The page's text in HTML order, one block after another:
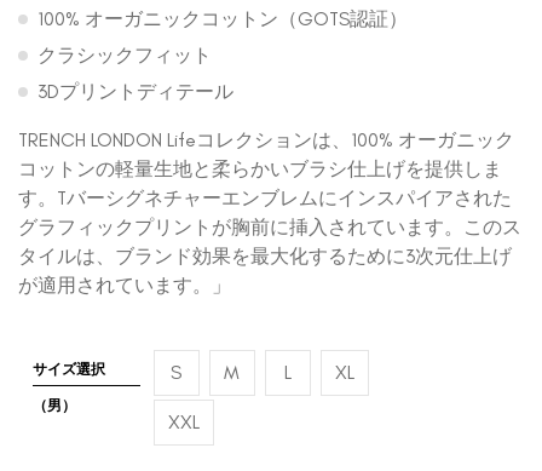
100% オーガニックコットン（GOTS認証）
クラシックフィット
3Dプリントディテール
TRENCH LONDON Lifeコレクションは、100% オーガニック
コットンの軽量生地と柔らかいブラシ仕上げを提供しま
す。Tバーシグネチャーエンブレムにインスパイアされた
グラフィックプリントが胸前に挿入されています。このス
タイルは、ブランド効果を最大化するために3次元仕上げ
が適用されています。」
サイズ選択
（男）
S M L XL
XXL